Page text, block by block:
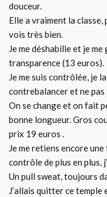
douceur.
Elle a vraiment la classe,
vois très bien.
Je me déshabille et je
transparence (13 euros).
Je me suis contrôlée, je
contrebalancer et ne pas
On se change et on fait
bonne longueur. Gros
prix 19 euros .
Je me retiens encore
contrôle de plus en plus,
Un pull sweat, toujours
J’allais quitter ce temple